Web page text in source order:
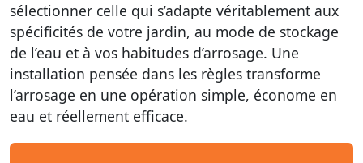
sélectionner celle qui s’adapte véritablement aux
spécificités de votre jardin, au mode de stockage
de l’eau et à vos habitudes d’arrosage. Une
installation pensée dans les règles transforme
l’arrosage en une opération simple, économe en
eau et réellement efficace.